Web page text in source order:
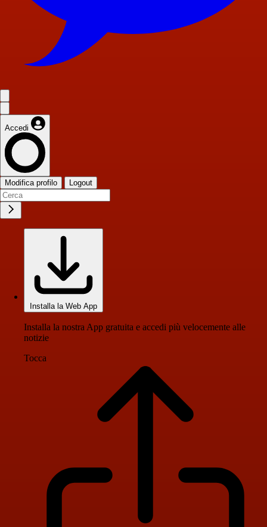
Accedi
Modifica profilo Logout
Installa la Web App
Installa la nostra App gratuita e accedi più velocemente alle
notizie
Tocca